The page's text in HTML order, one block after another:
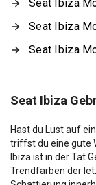
Seat Ibiza
Seat Ibiza
Seat Ibiza
Seat Ibiza
Hast du Lust auf
triffst du eine gute
Ibiza ist in der Tat
Trendfarben der